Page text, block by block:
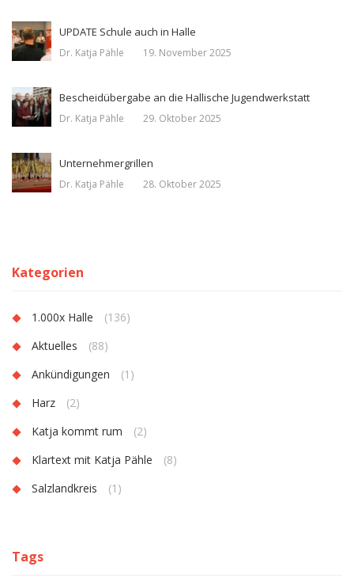
UPDATE Schule auch in Halle
Dr. Katja Pähle 19. November 2025
Bescheidübergabe an die Hallische Jugendwerkstatt
Dr. Katja Pähle 29. Oktober 2025
Unternehmergrillen
Dr. Katja Pähle 28. Oktober 2025
Kategorien
1.000x Halle
(136)
Aktuelles
(88)
Ankündigungen
(1)
Harz
(2)
Katja kommt rum
(2)
Klartext mit Katja Pähle
(8)
Salzlandkreis
(1)
Tags